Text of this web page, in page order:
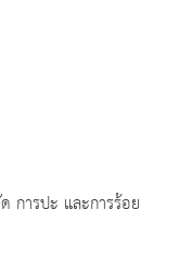
การปะ และการร้อย